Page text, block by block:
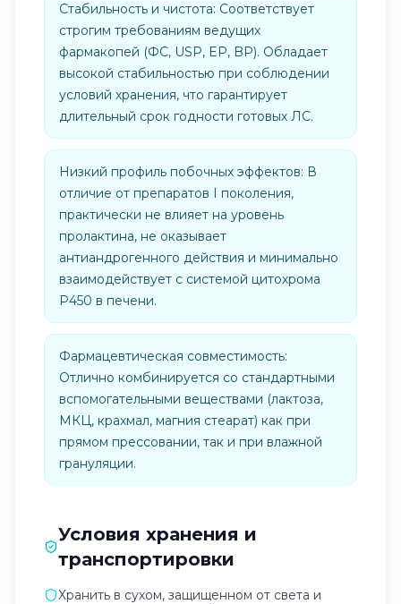
Стабильность и чистота: Соответствует
строгим требованиям ведущих
фармакопей (ФС, USP, EP, BP). Обладает
высокой стабильностью при соблюдении
условий хранения, что гарантирует
длительный срок годности готовых ЛС.
Низкий профиль побочных эффектов: В
отличие от препаратов I поколения,
практически не влияет на уровень
пролактина, не оказывает
антиандрогенного действия и минимально
взаимодействует с системой цитохрома
P450 в печени.
Фармацевтическая совместимость:
Отлично комбинируется со стандартными
вспомогательными веществами (лактоза,
МКЦ, крахмал, магния стеарат) как при
прямом прессовании, так и при влажной
грануляции.
Условия хранения и
транспортировки
Хранить в сухом, защищенном от света и